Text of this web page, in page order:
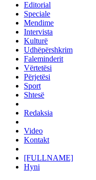
Editorial
Speciale
Mendime
Intervista
Kulturë
Udhëpërshkrim
Faleminderit
Vërtetësi
Përjetësi
Sport
Shtesë
Redaksia
Video
Kontakt
[FULLNAME]
Hyni